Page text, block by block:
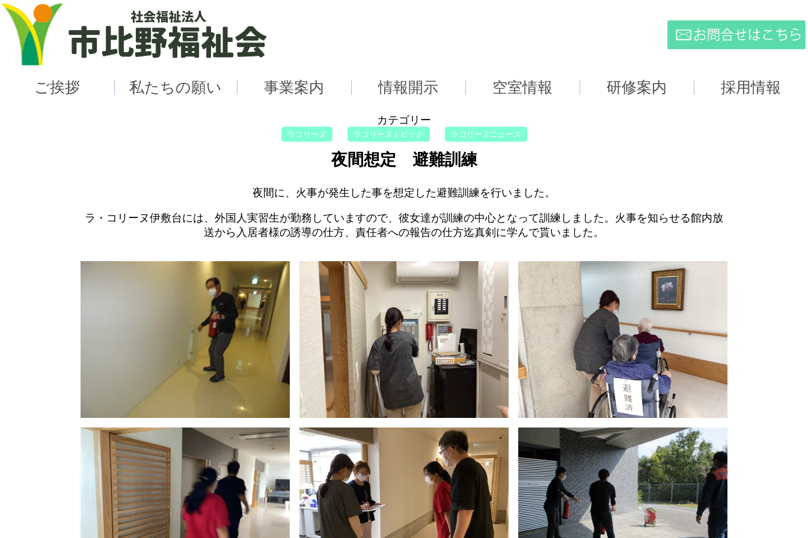
ご挨拶 私たちの願い 事業案内 情報開示 空室情報 研修案内 採用情報
カテゴリー
ラコリーヌ ラコリーヌトピック ラコリーヌニュース
夜間想定 避難訓練
夜間に、火事が発生した事を想定した避難訓練を行いました。
ラ・コリーヌ伊敷台には、外国人実習生が勤務していますので、彼女達が訓練の中心となって訓練しました。火事を知らせる館内放
送から入居者様の誘導の仕方、責任者への報告の仕方迄真剣に学んで貰いました。